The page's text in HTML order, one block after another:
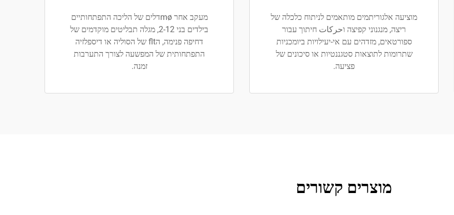
מוציעה אלגוריתמים מותאמים לניתוח כלכלה של
ריצה, מנגנוני קפיצה וحركات חיתוך עבור
ספורטאים, מזדהים עם אי-יעילויות ביומכניות
שתרומות לתוצאות סטגננטיות או סיכונים של
פציעה.
מעקב אחר møדלים של הליכה התפתחותיים
בילדים בני 2-12, מגלה תבליטים מוקדמים של
דחיפה פנימה, הflt של הסוליה או דיספלזיה
התפתחותית של המפשעה לצורך התערבות
זמנה.
מוצרים קשורים